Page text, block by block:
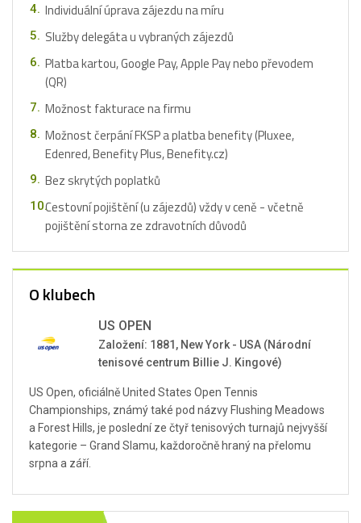
Individuální úprava zájezdu na míru
Služby delegáta u vybraných zájezdů
Platba kartou, Google Pay, Apple Pay nebo převodem
(QR)
Možnost fakturace na firmu
Možnost čerpání FKSP a platba benefity (Pluxee,
Edenred, Benefity Plus, Benefity.cz)
Bez skrytých poplatků
Cestovní pojištění (u zájezdů) vždy v ceně - včetně
pojištění storna ze zdravotních důvodů
O klubech
US OPEN
Založení: 1881, New York - USA (Národní
tenisové centrum Billie J. Kingové)
US Open, oficiálně United States Open Tennis
Championships, známý také pod názvy Flushing Meadows
a Forest Hills, je poslední ze čtyř tenisových turnajů nejvyšší
kategorie – Grand Slamu, každoročně hraný na přelomu
srpna a září.